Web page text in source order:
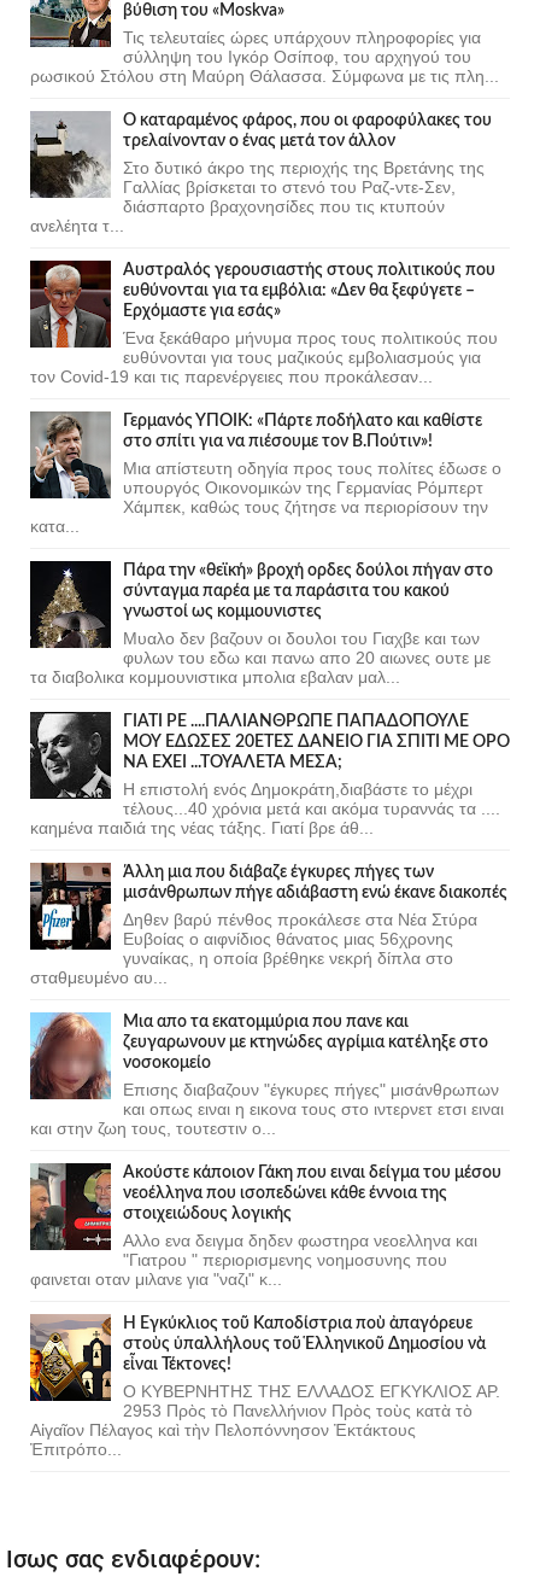
βύθιση του «Moskva»
Τις τελευταίες ώρες υπάρχουν πληροφορίες για
σύλληψη του Ιγκόρ Οσίποφ, του αρχηγού του
ρωσικού Στόλου στη Μαύρη Θάλασσα. Σύμφωνα με τις πλη...
Ο καταραμένος φάρος, που οι φαροφύλακες του
τρελαίνονταν ο ένας μετά τον άλλον
Στο δυτικό άκρο της περιοχής της Βρετάνης της
Γαλλίας βρίσκεται το στενό του Ραζ-ντε-Σεν,
διάσπαρτο βραχονησίδες που τις κτυπούν
ανελέητα τ...
Αυστραλός γερουσιαστής στους πολιτικούς που
ευθύνονται για τα εμβόλια: «Δεν θα ξεφύγετε –
Ερχόμαστε για εσάς»
Ένα ξεκάθαρο μήνυμα προς τους πολιτικούς που
ευθύνονται για τους μαζικούς εμβολιασμούς για
τον Covid-19 και τις παρενέργειες που προκάλεσαν...
Γερμανός ΥΠΟΙΚ: «Πάρτε ποδήλατο και καθίστε
στο σπίτι για να πιέσουμε τον Β.Πούτιν»!
Μια απίστευτη οδηγία προς τους πολίτες έδωσε ο
υπουργός Οικονομικών της Γερμανίας Ρόμπερτ
Χάμπεκ, καθώς τους ζήτησε να περιορίσουν την
κατα...
Πάρα την «θεϊκή» βροχή ορδες δούλοι πήγαν στο
σύνταγμα παρέα με τα παράσιτα του κακού
γνωστοί ως κομμουνιστες
Μυαλο δεν βαζουν οι δουλοι του Γιαχβε και των
φυλων του εδω και πανω απο 20 αιωνες ουτε με
τα διαβολικα κομμουνιστικα μπολια εβαλαν μαλ...
ΓΙΑΤΙ ΡΕ ....ΠΑΛΙΑΝΘΡΩΠΕ ΠΑΠΑΔΟΠΟΥΛΕ
ΜΟΥ ΕΔΩΣΕΣ 20ΕΤΕΣ ΔΑΝΕΙΟ ΓΙΑ ΣΠΙΤΙ ΜΕ ΟΡΟ
ΝΑ ΕΧΕΙ ...ΤΟΥΑΛΕΤΑ ΜΕΣΑ;
Η επιστολή ενός Δημοκράτη,διαβάστε το μέχρι
τέλους...40 χρόνια μετά και ακόμα τυραννάς τα ....
καημένα παιδιά της νέας τάξης. Γιατί βρε άθ...
Άλλη μια που διάβαζε έγκυρες πήγες των
μισάνθρωπων πήγε αδιάβαστη ενώ έκανε διακοπές
Δηθεν βαρύ πένθος προκάλεσε στα Νέα Στύρα
Ευβοίας ο αιφνίδιος θάνατος μιας 56χρονης
γυναίκας, η οποία βρέθηκε νεκρή δίπλα στο
σταθμευμένο αυ...
Μια απο τα εκατομμύρια που πανε και
ζευγαρωνουν με κτηνώδες αγρίμια κατέληξε στο
νοσοκομείο
Επισης διαβαζουν "έγκυρες πήγες" μισάνθρωπων
και οπως ειναι η εικονα τους στο ιντερνετ ετσι ειναι
και στην ζωη τους, τουτεστιν ο...
Ακούστε κάποιον Γάκη που ειναι δείγμα του μέσου
νεοέλληνα που ισοπεδώνει κάθε έννοια της
στοιχειώδους λογικής
Αλλο ενα δειγμα δηδεν φωστηρα νεοελληνα και
"Γιατρου " περιορισμενης νοημοσυνης που
φαινεται οταν μιλανε για "ναζι" κ...
Ἡ Ἐγκύκλιος τοῦ Καποδίστρια ποὺ ἀπαγόρευε
στοὺς ὑπαλλήλους τοῦ Ἑλληνικοῦ Δημοσίου νὰ
εἶναι Τέκτονες!
Ο ΚΥΒΕΡΝΗΤΗΣ ΤΗΣ ΕΛΛΑΔΟΣ ΕΓΚΥΚΛΙΟΣ ΑΡ.
2953 Πρὸς τὸ Πανελλήνιον Πρὸς τοὺς κατὰ τὸ
Αἰγαῖον Πέλαγος καὶ τὴν Πελοπόννησον Ἐκτάκτους
Ἐπιτρόπο...